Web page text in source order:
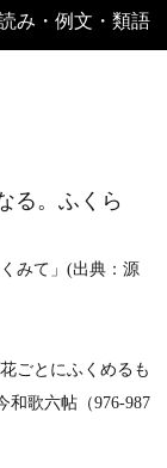
み・例文・類語
る。ふくら
みて」(出典：源
ごとにふくめるも
歌六帖（976‐987